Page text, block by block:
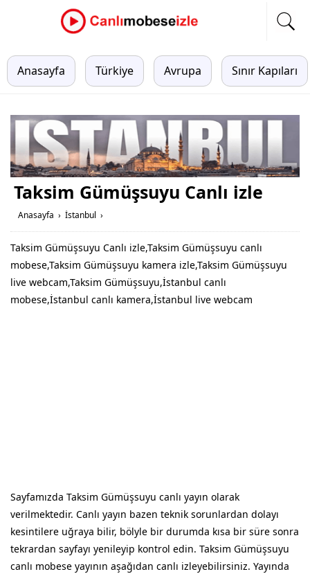
Anasayfa Türkiye Avrupa Sınır Kapıları
Taksim Gümüşsuyu Canlı izle
Anasayfa › İstanbul ›
Taksim Gümüşsuyu Canlı izle,Taksim Gümüşsuyu canlı
mobese,Taksim Gümüşsuyu kamera izle,Taksim Gümüşsuyu
live webcam,Taksim Gümüşsuyu,İstanbul canlı
mobese,İstanbul canlı kamera,İstanbul live webcam
Sayfamızda Taksim Gümüşsuyu canlı yayın olarak
verilmektedir. Canlı yayın bazen teknik sorunlardan dolayı
kesintilere uğraya bilir, bölyle bir durumda kısa bir süre sonra
tekrardan sayfayı yenileyip kontrol edin. Taksim Gümüşsuyu
canlı mobese yayının aşağıdan canlı izleyebilirsiniz. Yayında